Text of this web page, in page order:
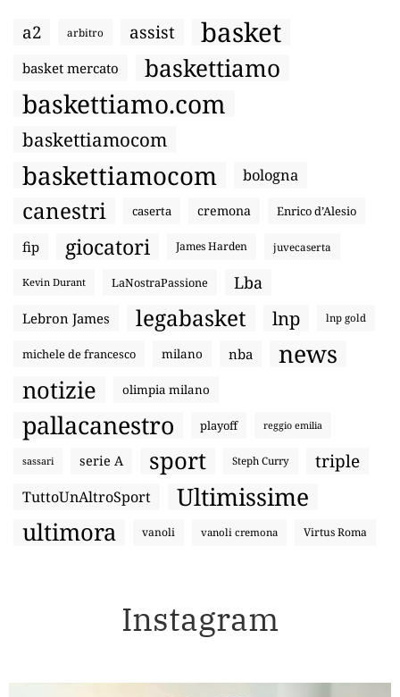
a2 arbitro assist basket
basket mercato baskettiamo
baskettiamo.com
baskettiamocom
baskettiamocom bologna
canestri caserta cremona Enrico d’Alesio
fip giocatori James Harden juvecaserta
Kevin Durant LaNostraPassione Lba
Lebron James legabasket lnp lnp gold
michele de francesco milano nba news
notizie olimpia milano
pallacanestro playoff reggio emilia
sassari serie A sport Steph Curry triple
TuttoUnAltroSport Ultimissime
ultimora vanoli vanoli cremona Virtus Roma
Instagram